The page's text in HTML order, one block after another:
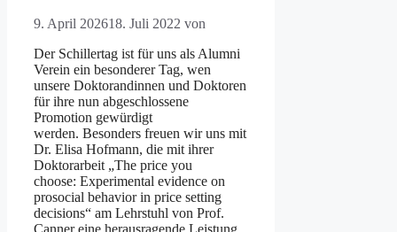
9. April 202618. Juli 2022 von
Der Schillertag ist für uns als Alumni
Verein ein besonderer Tag, wen
unsere Doktorandinnen und Doktoren
für ihre nun abgeschlossene
Promotion gewürdigt
werden. Besonders freuen wir uns mit
Dr. Elisa Hofmann, die mit ihrer
Doktorarbeit „The price you
choose: Experimental evidence on
prosocial behavior in price setting
decisions“ am Lehrstuhl von Prof.